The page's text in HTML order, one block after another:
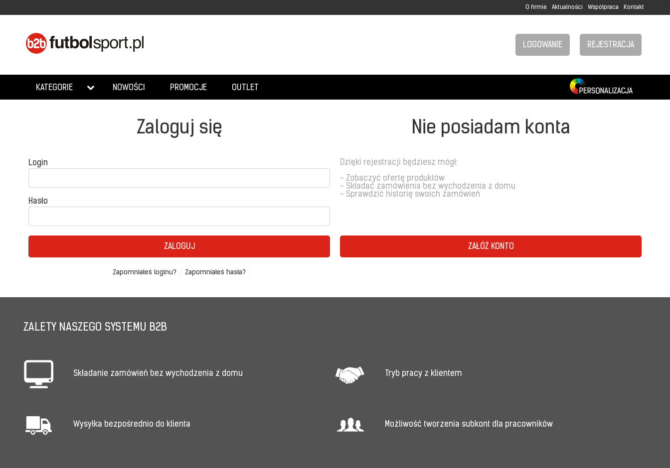
O firmie Aktualności Współpraca Kontakt
LOGOWANIE REJESTRACJA
KATEGORIE NOWOŚCI PROMOCJE OUTLET
Zaloguj się
Login
Hasło
ZALOGUJ
Zapomniałeś loginu? Zapomniałeś hasła?
Nie posiadam konta
Dzięki rejestracji będziesz mógł:
- Zobaczyć ofertę produktów
- Składać zamówienia bez wychodzenia z domu
- Sprawdzić historię swoich zamówień
ZAŁÓŻ KONTO
ZALETY NASZEGO SYSTEMU B2B
Składanie zamówień bez wychodzenia z domu Tryb pracy z klientem
Wysyłka bezpośrednio do klienta Możliwość tworzenia subkont dla pracowników